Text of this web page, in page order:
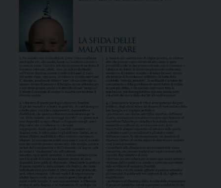
dell’Associazione Scienza & Vita, aperti a chiunque li
voglia condividere all’interno di un impegno culturale e
di un metodo di dialogo senza pregiudizi, frutto – tra
l’altro – dell’esperienza maturata durante la
preparazione ai referendum del giugno 2005 sulla legge
40, la norma che regolamenta la…